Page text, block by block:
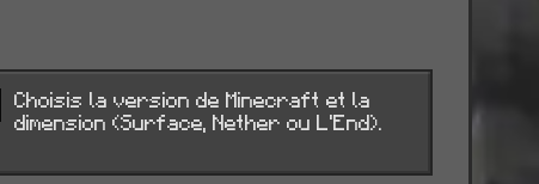
Choisis la version de Minecraft et la
dimension (Surface, Nether ou L'End).